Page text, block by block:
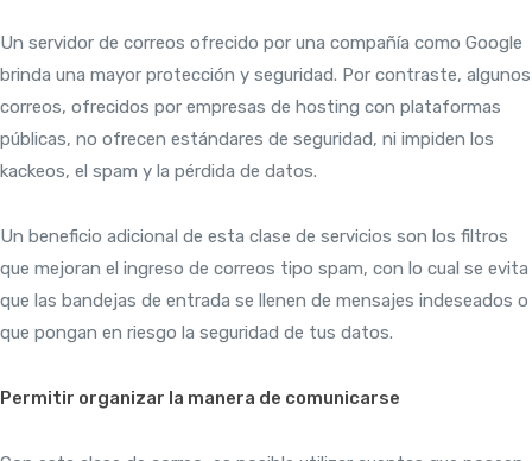
Un servidor de correos ofrecido por una compañía como Google
brinda una mayor protección y seguridad. Por contraste, algunos
correos, ofrecidos por empresas de hosting con plataformas
públicas, no ofrecen estándares de seguridad, ni impiden los
kackeos, el spam y la pérdida de datos.
Un beneficio adicional de esta clase de servicios son los filtros
que mejoran el ingreso de correos tipo spam, con lo cual se evita
que las bandejas de entrada se llenen de mensajes indeseados o
que pongan en riesgo la seguridad de tus datos.
Permitir organizar la manera de comunicarse